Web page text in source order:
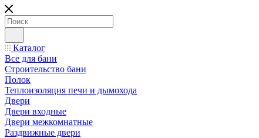
Каталог
Все для бани
Строительство бани
Полок
Теплоизоляция печи и дымохода
Двери
Двери входные
Двери межкомнатные
Раздвижные двери